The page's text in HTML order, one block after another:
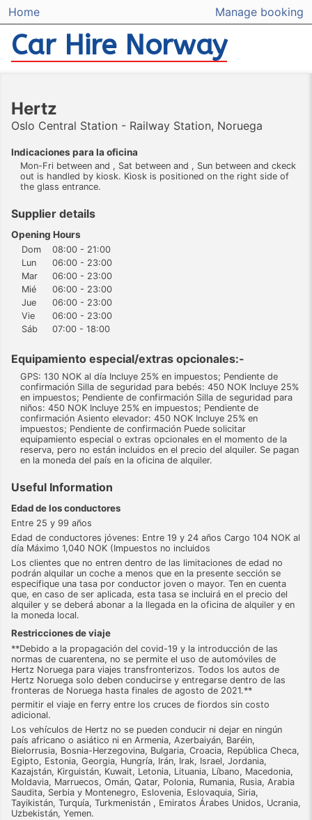
Home Manage booking
Car Hire Norway
Hertz
Oslo Central Station - Railway Station, Noruega
Indicaciones para la oficina
Mon-Fri between and , Sat between and , Sun between and ckeck
out is handled by kiosk. Kiosk is positioned on the right side of
the glass entrance.
Supplier details
Opening Hours
Dom
08:00 - 21:00
Lun
06:00 - 23:00
Mar
06:00 - 23:00
Mié
06:00 - 23:00
Jue
06:00 - 23:00
Vie
06:00 - 23:00
Sáb
07:00 - 18:00
Equipamiento especial/extras opcionales:-
GPS: 130 NOK al día Incluye 25% en impuestos; Pendiente de
confirmación Silla de seguridad para bebés: 450 NOK Incluye 25%
en impuestos; Pendiente de confirmación Silla de seguridad para
niños: 450 NOK Incluye 25% en impuestos; Pendiente de
confirmación Asiento elevador: 450 NOK Incluye 25% en
impuestos; Pendiente de confirmación Puede solicitar
equipamiento especial o extras opcionales en el momento de la
reserva, pero no están incluidos en el precio del alquiler. Se pagan
en la moneda del país en la oficina de alquiler.
Useful Information
Edad de los conductores
Entre 25 y 99 años
Edad de conductores jóvenes: Entre 19 y 24 años Cargo 104 NOK al
día Máximo 1,040 NOK (Impuestos no incluidos
Los clientes que no entren dentro de las limitaciones de edad no
podrán alquilar un coche a menos que en la presente sección se
especifique una tasa por conductor joven o mayor. Ten en cuenta
que, en caso de ser aplicada, esta tasa se incluirá en el precio del
alquiler y se deberá abonar a la llegada en la oficina de alquiler y en
la moneda local.
Restricciones de viaje
**Debido a la propagación del covid-19 y la introducción de las
normas de cuarentena, no se permite el uso de automóviles de
Hertz Noruega para viajes transfronterizos. Todos los autos de
Hertz Noruega solo deben conducirse y entregarse dentro de las
fronteras de Noruega hasta finales de agosto de 2021.**
permitir el viaje en ferry entre los cruces de fiordos sin costo
adicional.
Los vehículos de Hertz no se pueden conducir ni dejar en ningún
país africano o asiático ni en Armenia, Azerbaiyán, Baréin,
Bielorrusia, Bosnia-Herzegovina, Bulgaria, Croacia, República Checa,
Egipto, Estonia, Georgia, Hungría, Irán, Irak, Israel, Jordania,
Kazajstán, Kirguistán, Kuwait, Letonia, Lituania, Líbano, Macedonia,
Moldavia, Marruecos, Omán, Qatar, Polonia, Rumania, Rusia, Arabia
Saudita, Serbia y Montenegro, Eslovenia, Eslovaquia, Siria,
Tayikistán, Turquía, Turkmenistán , Emiratos Árabes Unidos, Ucrania,
Uzbekistán, Yemen.